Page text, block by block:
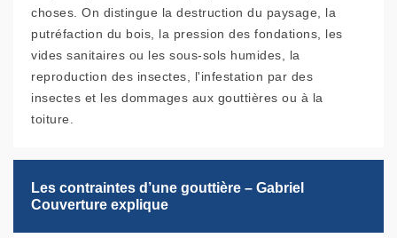
choses. On distingue la destruction du paysage, la
putréfaction du bois, la pression des fondations, les
vides sanitaires ou les sous-sols humides, la
reproduction des insectes, l'infestation par des
insectes et les dommages aux gouttières ou à la
toiture.
Les contraintes d’une gouttière – Gabriel
Couverture explique